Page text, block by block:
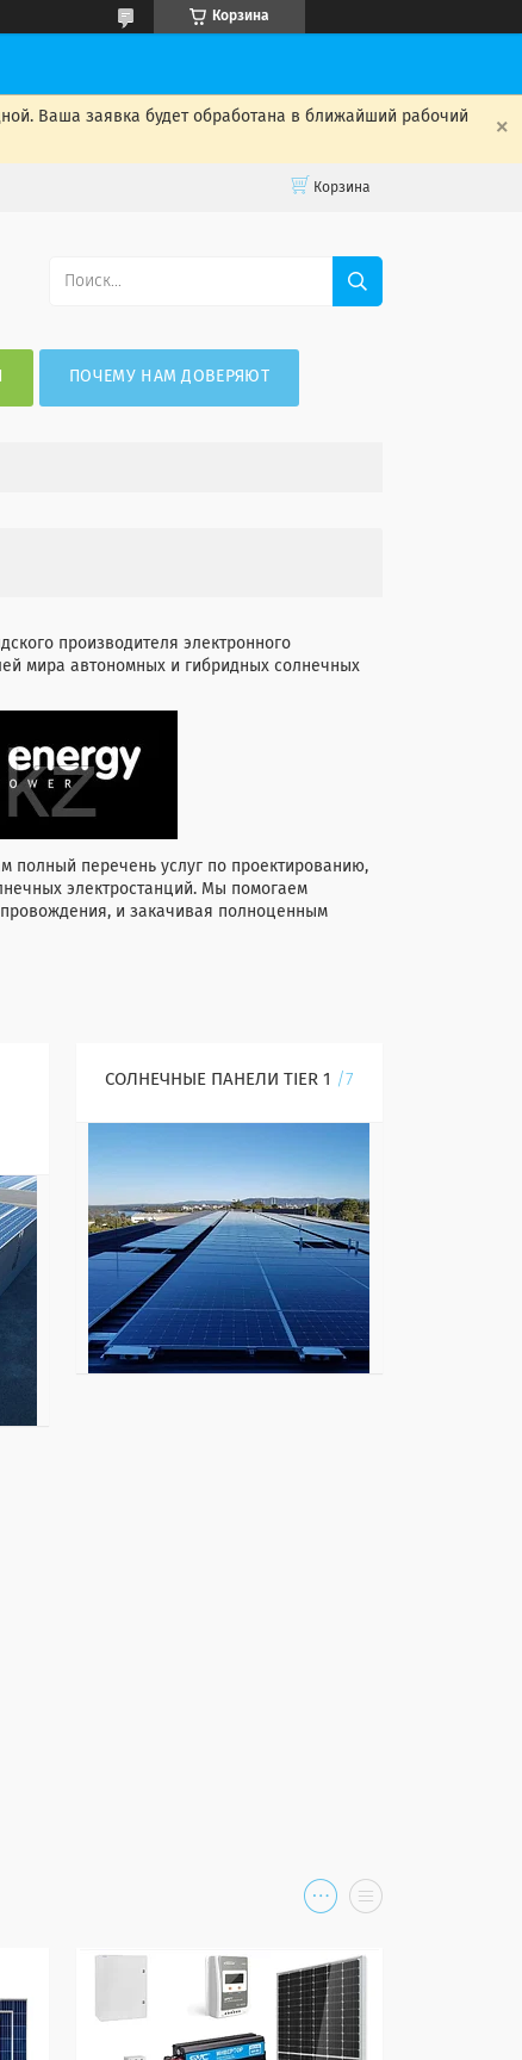
Корзина
Ваша заявка будет обработана в ближайший рабочий
Корзина
ПОЧЕМУ НАМ ДОВЕРЯЮТ
производителя электронного
мира автономных и гибридных солнечных
полный перечень услуг по проектированию,
электростанций. Мы помогаем
и закачивая полноценным
СОЛНЕЧНЫЕ ПАНЕЛИ TIER 1 7